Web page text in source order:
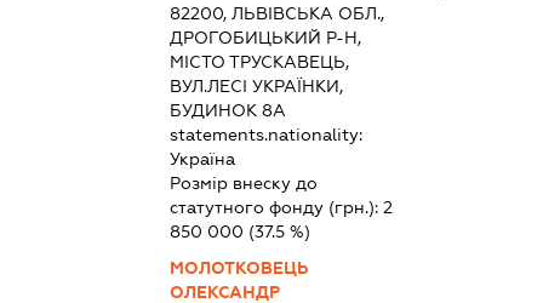
82200, ЛЬВІВСЬКА ОБЛ.,
ДРОГОБИЦЬКИЙ Р-Н,
МІСТО ТРУСКАВЕЦЬ,
ВУЛ.ЛЕСІ УКРАЇНКИ,
БУДИНОК 8А
statements.nationality:
Україна
Розмір внеску до
статутного фонду (грн.):2
850 000 (37.5 %)
МОЛОТКОВЕЦЬ
ОЛЕКСАНДР